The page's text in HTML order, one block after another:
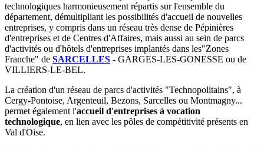
technologiques harmonieusement répartis sur l'ensemble du
département, démultipliant les possibilités d'accueil de nouvelles
entreprises, y compris dans un réseau très dense de Pépinières
d'entreprises et de Centres d'Affaires, mais aussi au sein de parcs
d'activités ou d'hôtels d'entreprises implantés dans les"Zones
Franche" de SARCELLES - GARGES-LES-GONESSE ou de
VILLIERS-LE-BEL.
La création d'un réseau de parcs d'activités "Technopolitains", à
Cergy-Pontoise, Argenteuil, Bezons, Sarcelles ou Montmagny...
permet également l'accueil d'entreprises à vocation
technologique, en lien avec les pôles de compétitivité présents en
Val d'Oise.